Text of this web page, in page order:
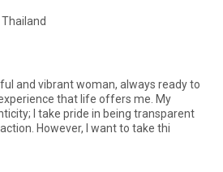
and vibrant woman, always ready to
that life offers me. My
I take pride in being transparent
However, I want to take thi